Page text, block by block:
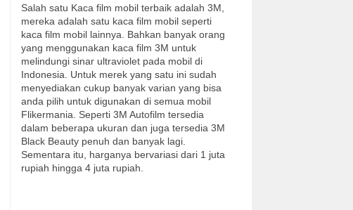
Salah satu Kaca film mobil terbaik adalah 3M,
mereka adalah satu kaca film mobil seperti
kaca film mobil lainnya. Bahkan banyak orang
yang menggunakan kaca film 3M untuk
melindungi sinar ultraviolet pada mobil di
Indonesia. Untuk merek yang satu ini sudah
menyediakan cukup banyak varian yang bisa
anda pilih untuk digunakan di semua mobil
Flikermania. Seperti 3M Autofilm tersedia
dalam beberapa ukuran dan juga tersedia 3M
Black Beauty penuh dan banyak lagi.
Sementara itu, harganya bervariasi dari 1 juta
rupiah hingga 4 juta rupiah.